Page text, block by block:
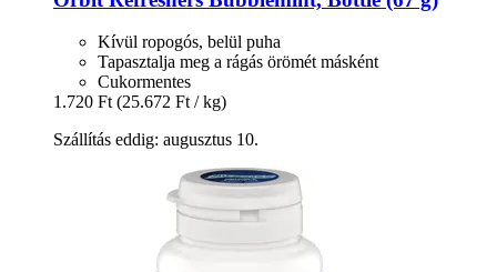
Kívül ropogós, belül puha
Tapasztalja meg a rágás örömét másként
Cukormentes
1.720 Ft (25.672 Ft / kg)
Szállítás eddig: augusztus 10.